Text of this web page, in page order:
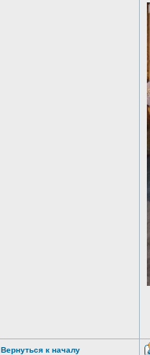
Вернуться к началу